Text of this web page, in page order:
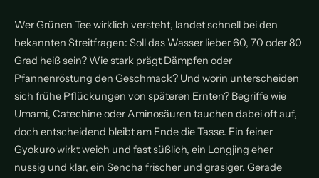
Wer Grünen Tee wirklich versteht, landet schnell bei den
bekannten Streitfragen: Soll das Wasser lieber 60, 70 oder 80
Grad heiß sein? Wie stark prägt Dämpfen oder
Pfannenröstung den Geschmack? Und worin unterscheiden
sich frühe Pflückungen von späteren Ernten? Begriffe wie
Umami, Catechine oder Aminosäuren tauchen dabei oft auf,
doch entscheidend bleibt am Ende die Tasse. Ein feiner
Gyokuro wirkt weich und fast süßlich, ein Longjing eher
nussig und klar, ein Sencha frischer und grasiger. Gerade